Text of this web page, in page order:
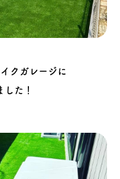
クガレージに
た！